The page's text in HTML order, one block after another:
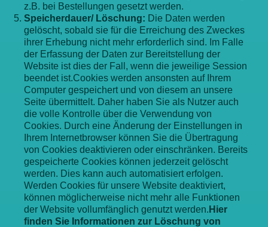
z.B. bei Bestellungen gesetzt werden.
Speicherdauer/ Löschung: Die Daten werden
gelöscht, sobald sie für die Erreichung des Zweckes
ihrer Erhebung nicht mehr erforderlich sind. Im Falle
der Erfassung der Daten zur Bereitstellung der
Website ist dies der Fall, wenn die jeweilige Session
beendet ist.Cookies werden ansonsten auf Ihrem
Computer gespeichert und von diesem an unsere
Seite übermittelt. Daher haben Sie als Nutzer auch
die volle Kontrolle über die Verwendung von
Cookies. Durch eine Änderung der Einstellungen in
Ihrem Internetbrowser können Sie die Übertragung
von Cookies deaktivieren oder einschränken. Bereits
gespeicherte Cookies können jederzeit gelöscht
werden. Dies kann auch automatisiert erfolgen.
Werden Cookies für unsere Website deaktiviert,
können möglicherweise nicht mehr alle Funktionen
der Website vollumfänglich genutzt werden. Hier
finden Sie Informationen zur Löschung von